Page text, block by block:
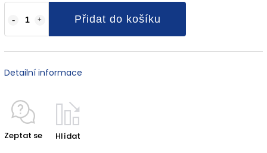
Přidat do košíku
Detailní informace
Zeptat se Hlídat